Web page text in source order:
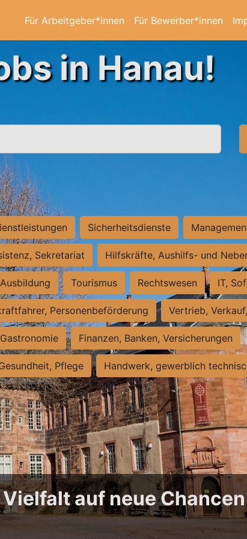
Für Arbeitgeber*innen Für Bewerber*innen
in Hanau!
Sicherheitsdienste
Sekretariat Hilfskräfte, Aushilfs- und
Tourismus Rechtswesen IT,
Personenbeförderung Vertrieb,
Gastronomie Finanzen, Banken, Versicherungen
Pflege Handwerk, gewerblich
auf neue Chancen